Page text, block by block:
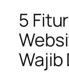
5
Wajib